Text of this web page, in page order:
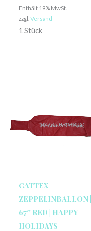
Enthält 19% MwSt.
zzgl. Versand
1 Stück
CATTEX
ZEPPELINBALLON |
67″ RED | HAPPY
HOLIDAYS